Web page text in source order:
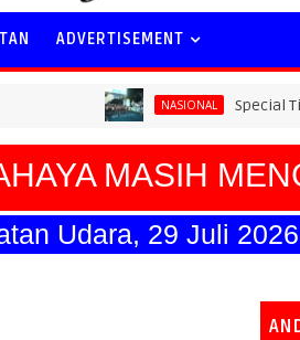
ADVERTISEMENT
NASIONAL Special Ticket Ludes
MASIH
Udara, 29 Juli 2026."